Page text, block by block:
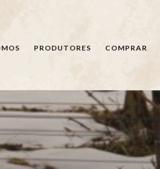
PRODUTORES COMPRAR